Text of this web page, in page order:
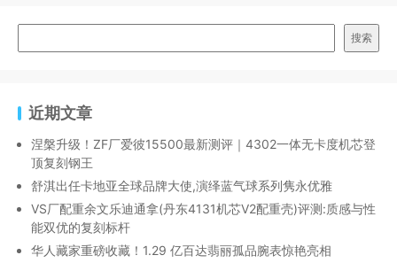
搜索
近期文章
涅槃升级！ZF厂爱彼15500最新测评｜4302一体无卡度机芯登
顶复刻钢王
舒淇出任卡地亚全球品牌大使,演绎蓝气球系列隽永优雅
VS厂配重余文乐迪通拿(丹东4131机芯V2配重壳)评测:质感与性
能双优的复刻标杆
华人藏家重磅收藏！1.29 亿百达翡丽孤品腕表惊艳亮相